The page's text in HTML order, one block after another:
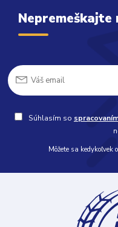
Nepremeškajte
Súhlasím so
Môžete sa